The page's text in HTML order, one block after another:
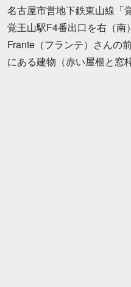
名古屋市営地下鉄東山線「
覚王山駅F4番出口を右（南
Frante（フランテ）さんの
にある建物（赤い屋根と窓